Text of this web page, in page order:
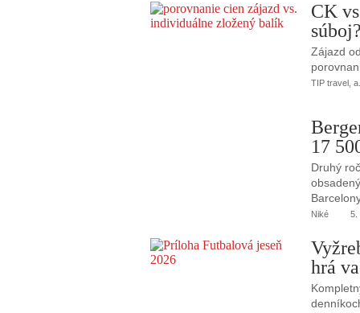
CK
Zájazd
TIP travel,
17
Druhý
Niké 5.
hrá